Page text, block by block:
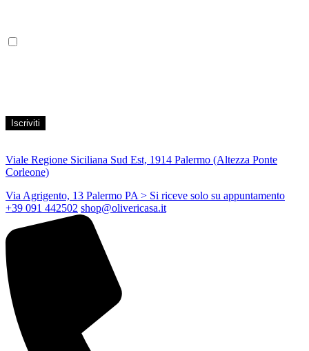
Viale Regione Siciliana Sud Est, 1914 Palermo (Altezza Ponte
Corleone)
Via Agrigento, 13 Palermo PA > Si riceve solo su appuntamento
+39 091 442502 shop@olivericasa.it